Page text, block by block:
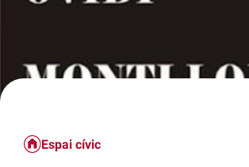
Espai cívic